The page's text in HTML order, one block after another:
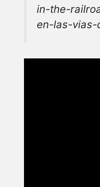
in-the-
en-las-